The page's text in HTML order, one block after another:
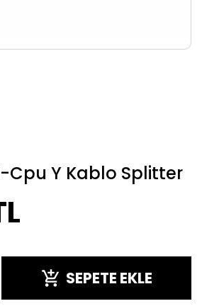
Cpu Y Kablo Splitter
SEPETE EKLE